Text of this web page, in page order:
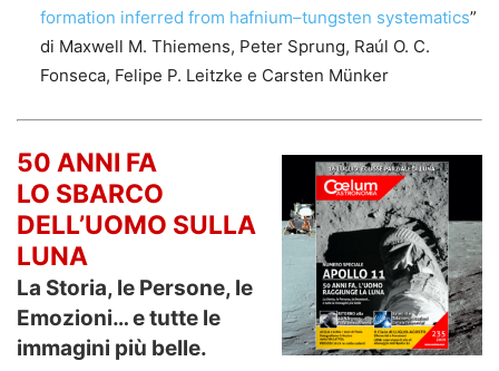
formation inferred from hafnium–tungsten systematics”
di Maxwell M. Thiemens, Peter Sprung, Raúl O. C.
Fonseca, Felipe P. Leitzke e Carsten Münker
50 ANNI FA
LO SBARCO
DELL’UOMO SULLA
LUNA
La Storia, le Persone, le
Emozioni… e tutte le
immagini più belle.